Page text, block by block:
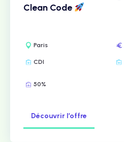
Clean Code
Paris
CDI
50%
Découvrir l’offre